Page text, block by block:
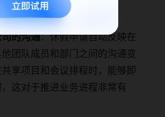
提高也成为可能。
的沟通：休假申请自动反映在
团队成员和部门之间的沟通变
享项目和会议排程时，能够即
这对于推进业务进程非常有